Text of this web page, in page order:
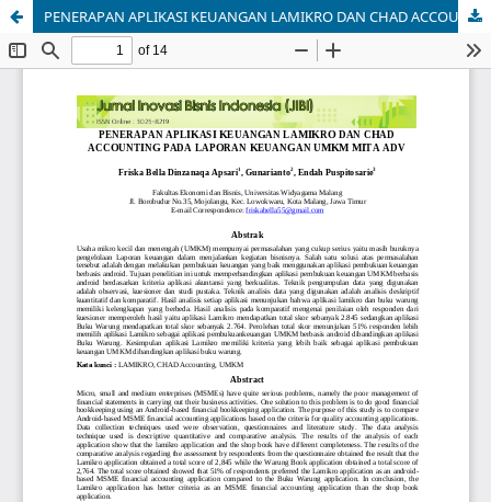
PENERAPAN APLIKASI KEUANGAN LAMIKRO DAN CHAD ACCOUNTING PADA LAPORAN KEUANGAN UMKM MITA ADV